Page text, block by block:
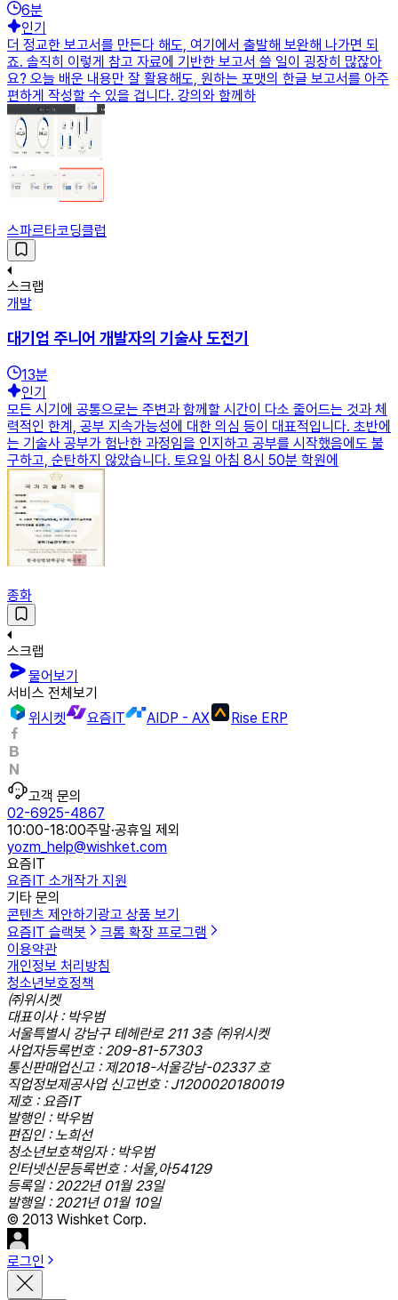
6분
인기
더 정교한 보고서를 만든다 해도, 여기에서 출발해 보완해 나가면 되
죠. 솔직히 이렇게 참고 자료에 기반한 보고서 쓸 일이 굉장히 많잖아
요? 오늘 배운 내용만 잘 활용해도, 원하는 포맷의 한글 보고서를 아주
편하게 작성할 수 있을 겁니다. 강의와 함께하
스파르타코딩클럽
스크랩
개발
대기업 주니어 개발자의 기술사 도전기
13분
인기
모든 시기에 공통으로는 주변과 함께할 시간이 다소 줄어드는 것과 체
력적인 한계, 공부 지속가능성에 대한 의심 등이 대표적입니다. 초반에
는 기술사 공부가 험난한 과정임을 인지하고 공부를 시작했음에도 불
구하고, 순탄하지 않았습니다. 토요일 아침 8시 50분 학원에
종화
스크랩
물어보기
서비스 전체보기
위시켓
요즘IT AIDP - AX Rise ERP
고객 문의
02-6925-4867
10:00-18:00주말·공휴일 제외
yozm_help@wishket.com
요즘IT
요즘IT 소개작가 지원
기타 문의
콘텐츠 제안하기 광고 상품 보기
요즘IT 슬랙봇
크롬 확장 프로그램
이용약관
개인정보 처리방침
청소년보호정책
㈜위시켓
대표이사 : 박우범
서울특별시 강남구 테헤란로 211 3층 ㈜위시켓
사업자등록번호 : 209-81-57303
통신판매업신고 : 제2018-서울강남-02337 호
직업정보제공사업 신고번호 : J1200020180019
제호 : 요즘IT
발행인 : 박우범
편집인 : 노희선
청소년보호책임자 : 박우범
인터넷신문등록번호 : 서울,아54129
등록일 : 2022년 01월 23일
발행일 : 2021년 01월 10일
© 2013 Wishket Corp.
로그인